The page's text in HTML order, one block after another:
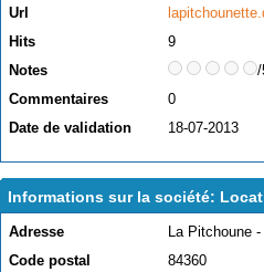
Url
Hits
9
Notes
/
Commentaires
0
Date de validation
18-07-2013
Informations sur la société:
Adresse
La Pitchoune
Code postal
84360